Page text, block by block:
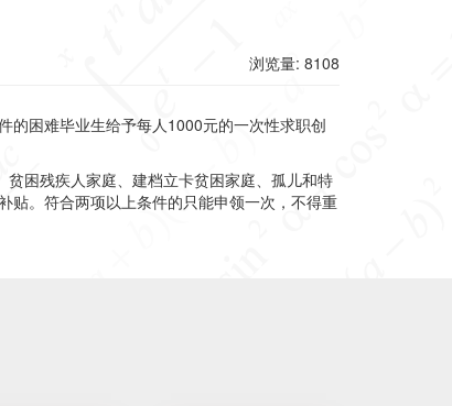
浏览量: 8108
的困难毕业生给予每人1000元的一次性求职创
困残疾人家庭、建档立卡贫困家庭、孤儿和特
贴。符合两项以上条件的只能申领一次，不得重